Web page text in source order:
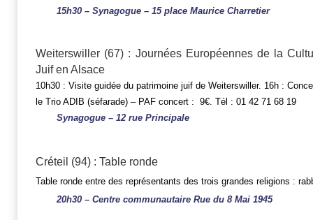
15h30 – Synagogue – 15 place Maurice Charretier
Weiterswiller (67) : Journées Européennes de la
Juif en Alsace
10h30 : Visite guidée du patrimoine juif de Weiterswiller. 16h :
le Trio ADIB (séfarade) – PAF concert : 9€. Tél : 01 42 71 68 19
Synagogue – 12 rue Principale
Créteil (94) : Table ronde
Table ronde entre des représentants des trois grandes religions :
20h30 – Centre communautaire Rue du 8 Mai 1945